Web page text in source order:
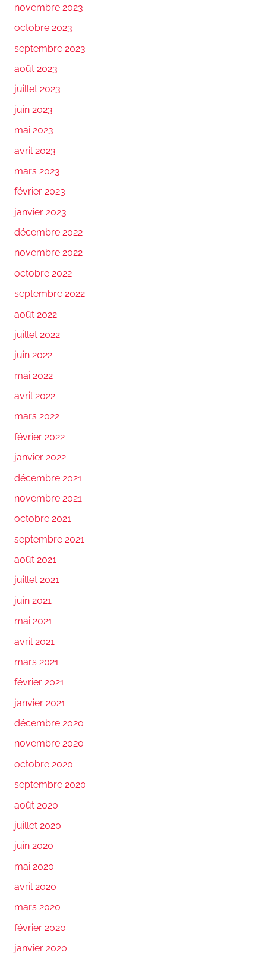
novembre 2023
octobre 2023
septembre 2023
août 2023
juillet 2023
juin 2023
mai 2023
avril 2023
mars 2023
février 2023
janvier 2023
décembre 2022
novembre 2022
octobre 2022
septembre 2022
août 2022
juillet 2022
juin 2022
mai 2022
avril 2022
mars 2022
février 2022
janvier 2022
décembre 2021
novembre 2021
octobre 2021
septembre 2021
août 2021
juillet 2021
juin 2021
mai 2021
avril 2021
mars 2021
février 2021
janvier 2021
décembre 2020
novembre 2020
octobre 2020
septembre 2020
août 2020
juillet 2020
juin 2020
mai 2020
avril 2020
mars 2020
février 2020
janvier 2020